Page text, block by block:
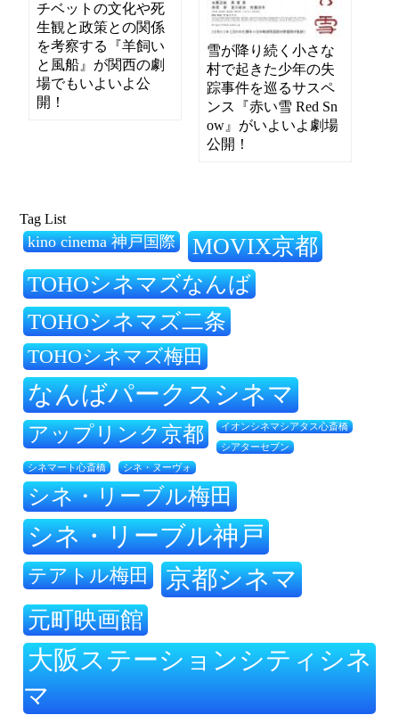
雪が降り続く小さな
村で起きた少年の失
踪事件を巡るサスペ
ンス『赤い雪 Red Sn
ow』がいよいよ劇場
公開！
チベットの文化や死
生観と政策との関係
を考察する『羊飼い
と風船』が関西の劇
場でもいよいよ公
開！
Tag List
kino cinema 神戸国際 MOVIX京都
TOHOシネマズなんば
TOHOシネマズ二条
TOHOシネマズ梅田
なんばパークスシネマ
アップリンク京都 イオンシネマシアタス心斎橋
シアターセブン
シネマート心斎橋 シネ・ヌーヴォ
シネ・リーブル梅田
シネ・リーブル神戸
テアトル梅田 京都シネマ
元町映画館
大阪ステーションシティシネ
マ